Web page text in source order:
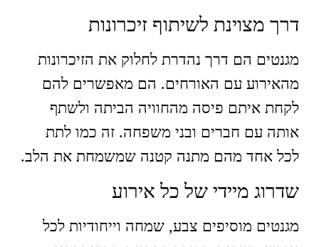
דרך מצוינת לשיתוף זיכרונות
מגנטים הם דרך נהדרת לחלוק את הזיכרונות
מהאירוע עם האורחים. הם מאפשרים להם
לקחת איתם פיסה מהחוויה הביתה ולשתף
אותה עם חברים ובני משפחה. זה כמו לתת
לכל אחד מהם מתנה קטנה שמשמחת את הלב.
שדרוג מיידי של כל אירוע
מגנטים מוסיפים צבע, שמחה וייחודיות לכל